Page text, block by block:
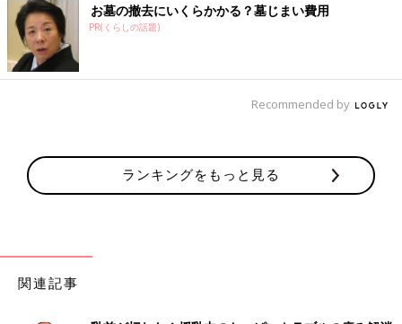
お墓の撤去にいくらかかる？墓じまい費用
PR(くらしの話題)
Recommended by
ランキングをもっと見る
関連記事